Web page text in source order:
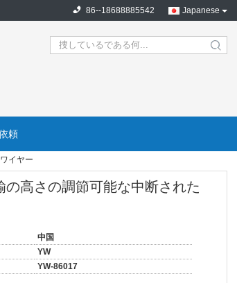
Japanese
86--18688885542
search
頼
イヤー
高さの調節可能な中断された
中国
YW
YW-86017